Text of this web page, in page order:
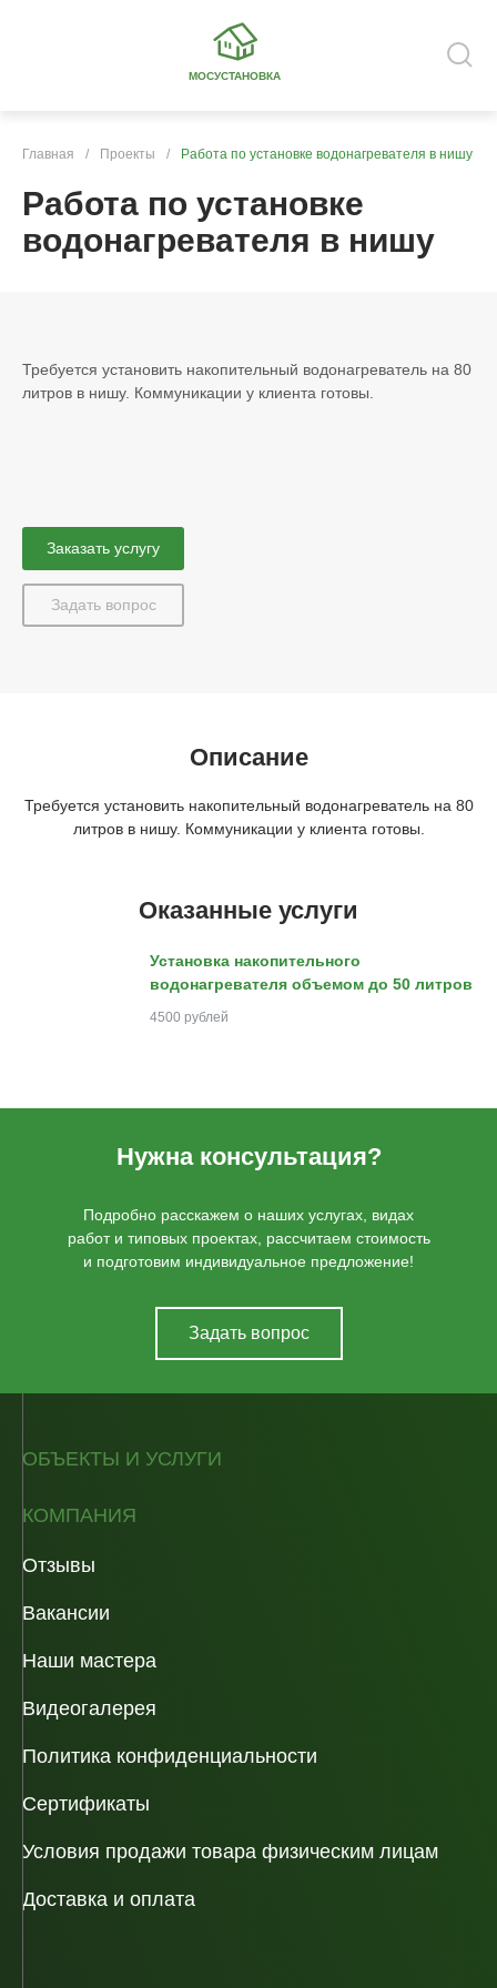
МОСУСТАНОВКА
Главная / Проекты / Работа по установке водонагревателя в нишу
Работа по установке
водонагревателя в нишу
Требуется установить накопительный водонагреватель на 80
литров в нишу. Коммуникации у клиента готовы.
Заказать услугу
Задать вопрос
Описание
Требуется установить накопительный водонагреватель на 80
литров в нишу. Коммуникации у клиента готовы.
Оказанные услуги
Установка накопительного
водонагревателя объемом до 50 литров
4500 рублей
Нужна консультация?
Подробно расскажем о наших услугах, видах
работ и типовых проектах, рассчитаем стоимость
и подготовим индивидуальное предложение!
Задать вопрос
ОБЪЕКТЫ И УСЛУГИ
КОМПАНИЯ
Отзывы
Вакансии
Наши мастера
Видеогалерея
Политика конфиденциальности
Сертификаты
Условия продажи товара физическим лицам
Доставка и оплата